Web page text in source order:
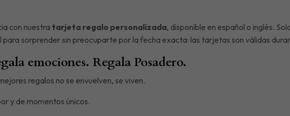
con nuestra tarjeta regalo personalizada, disponible en español o inglés.
para sorprender sin preocuparte por la fecha exacta: las tarjetas son válidas
emociones. Regala Posadero.
regalos no se envuelven, se viven.
y de momentos únicos.